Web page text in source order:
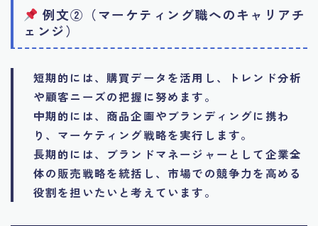
例文②（マーケティング職へのキャリアチ
ェンジ）
短期的には、購買データを活用し、トレンド分析
や顧客ニーズの把握に努めます。
中期的には、商品企画やブランディングに携わ
り、マーケティング戦略を実行します。
長期的には、ブランドマネージャーとして企業全
体の販売戦略を統括し、市場での競争力を高める
役割を担いたいと考えています。